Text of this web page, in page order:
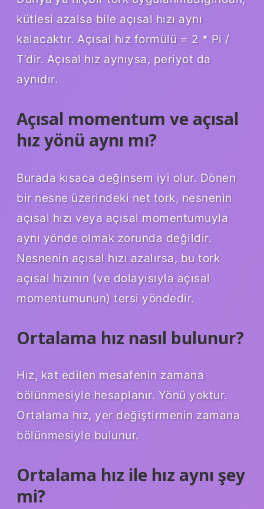
kütlesi azalsa bile açısal hızı aynı
kalacaktır. Açısal hız formülü = 2 * Pi /
T’dir. Açısal hız aynıysa, periyot da
aynıdır.
Açısal momentum ve açısal
hız yönü aynı mı?
Burada kısaca değinsem iyi olur. Dönen
bir nesne üzerindeki net tork, nesnenin
açısal hızı veya açısal momentumuyla
aynı yönde olmak zorunda değildir.
Nesnenin açısal hızı azalırsa, bu tork
açısal hızının (ve dolayısıyla açısal
momentumunun) tersi yöndedir.
Ortalama hız nasıl bulunur?
Hız, kat edilen mesafenin zamana
bölünmesiyle hesaplanır. Yönü yoktur.
Ortalama hız, yer değiştirmenin zamana
bölünmesiyle bulunur.
Ortalama hız ile hız aynı şey
mi?